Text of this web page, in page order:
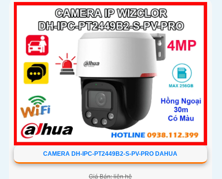
CAMERA DH-IPC-PT2449B2-S-PV-PRO DAHUA
Giá Bán: liên hệ